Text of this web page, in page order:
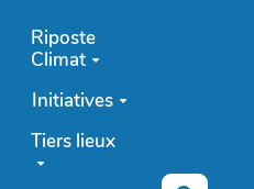
Riposte
Climat
Initiatives
Tiers lieux